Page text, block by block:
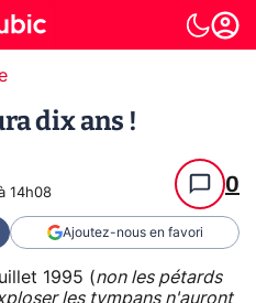
dix ans !
14h08 0
Ajoutez-nous en favori
1995 (non les pétards
les tympans n'auront